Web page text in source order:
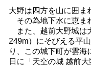
大野は四方を山に囲ま
その為地下水に恵ま
また、越前大野城は
249m）にそびえる平
り、この城下町が雲海
日に「天空の城 越前大